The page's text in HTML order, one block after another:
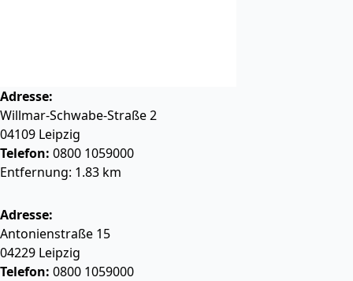
Adresse:
Willmar-Schwabe-Straße 2
04109 Leipzig
Telefon: 0800 1059000
Entfernung: 1.83 km
Adresse:
Antonienstraße 15
04229 Leipzig
Telefon: 0800 1059000